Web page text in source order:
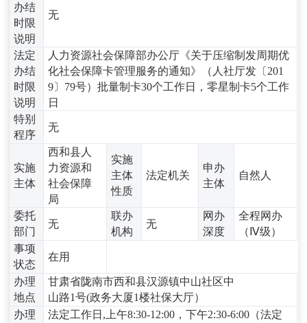
办结
时限
说明
无
法定
办结
时限
说明
人力资源社会保障部办公厅《关于压缩制发周期优
化社会保障卡管理服务的通知》（人社厅发〔201
9〕79号）批量制卡30个工作日，零星制卡5个工作
日
特别
程序
无
实施
主体
西和县人
力资源和
社会保障
局
实施
主体
性质
法定机关
申办
主体
自然人
委托
部门
无
联办
机构
无
网办
深度
全程网办
（Ⅳ级）
事项
状态
在用
办理
地点
甘肃省陇南市西和县汉源镇中山社区中
山路1号(政务大厦1楼社保大厅）
办理
法定工作日,上午8:30-12:00，下午2:30-6:00（法定